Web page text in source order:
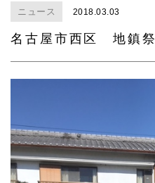
ニュース 2018.03.03
名古屋市西区 地鎮祭